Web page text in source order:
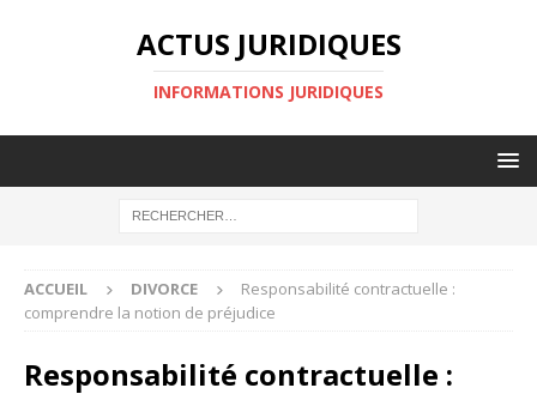
ACTUS JURIDIQUES
INFORMATIONS JURIDIQUES
ACCUEIL DIVORCE
Responsabilité contractuelle :
comprendre la notion de préjudice
Responsabilité contractuelle :